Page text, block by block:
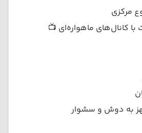
مرکزی
کانال‌های ماهواره‌ای 📺
به دوش و سشوار